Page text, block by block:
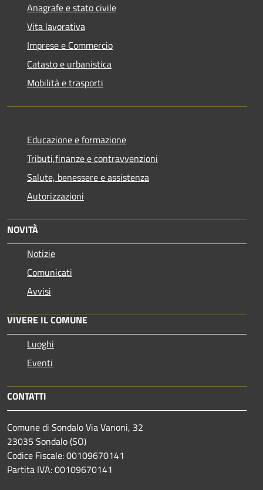
Anagrafe e stato civile
Vita lavorativa
Imprese e Commercio
Catasto e urbanistica
Mobilità e trasporti
Educazione e formazione
Tributi,finanze e contravvenzioni
Salute, benessere e assistenza
Autorizzazioni
NOVITÀ
Notizie
Comunicati
Avvisi
VIVERE IL COMUNE
Luoghi
Eventi
CONTATTI
Comune di Sondalo Via Vanoni, 32
23035 Sondalo (SO)
Codice Fiscale: 00109670141
Partita IVA: 00109670141